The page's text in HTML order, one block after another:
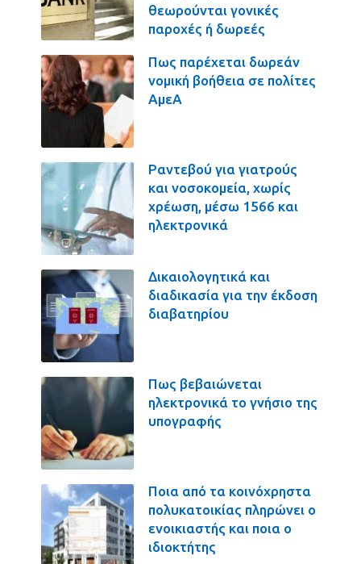
θεωρούνται γονικές
παροχές ή δωρεές
Πως παρέχεται δωρεάν
νομική βοήθεια σε πολίτες
ΑμεΑ
Ραντεβού για γιατρούς
και νοσοκομεία, χωρίς
χρέωση, μέσω 1566 και
ηλεκτρονικά
Δικαιολογητικά και
διαδικασία για την έκδοση
διαβατηρίου
Πως βεβαιώνεται
ηλεκτρονικά το γνήσιο της
υπογραφής
Ποια από τα κοινόχρηστα
πολυκατοικίας πληρώνει ο
ενοικιαστής και ποια ο
ιδιοκτήτης